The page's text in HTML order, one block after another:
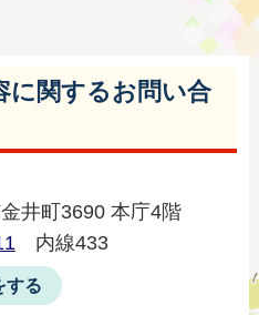
に関するお問い合
井町3690 本庁4階
内線433
する